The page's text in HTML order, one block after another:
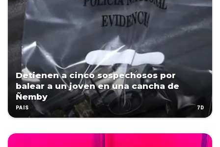
Detienen a cinco sospechosos por
balear a un joven en una cancha de
Ñemby
PAÍS 7D